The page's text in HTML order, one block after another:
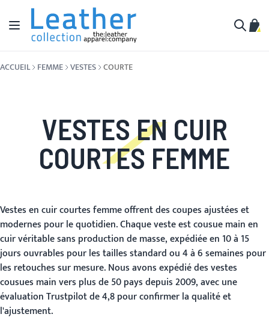
Aller au contenu
Affichage navigation
ACCUEIL FEMME VESTES COURTE
VESTES EN CUIR
COURTES FEMME
Vestes en cuir courtes femme offrent des coupes ajustées et
modernes pour le quotidien. Chaque veste est cousue main en
cuir véritable sans production de masse, expédiée en 10 à 15
jours ouvrables pour les tailles standard ou 4 à 6 semaines pour
les retouches sur mesure. Nous avons expédié des vestes
cousues main vers plus de 50 pays depuis 2009, avec une
évaluation Trustpilot de 4,8 pour confirmer la qualité et
l'ajustement.